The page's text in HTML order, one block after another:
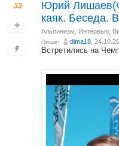
33
Юрий
каяк. Беседа.
Альпинизм Интервью
Пишет dima18 ,
Встретились на